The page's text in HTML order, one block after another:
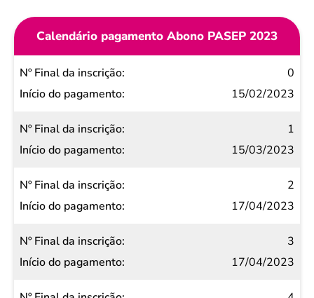
Calendário pagamento Abono PASEP 2023
Nº Final
da
Início do
pagamento
0
15/02/2023
1
15/03/2023
2
17/04/2023
3
17/04/2023